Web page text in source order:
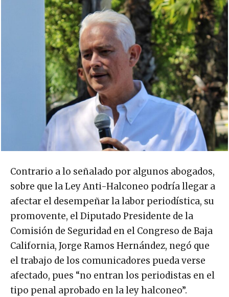
Contrario a lo señalado por algunos abogados,
sobre que la Ley Anti-Halconeo podría llegar a
afectar el desempeñar la labor periodística, su
promovente, el Diputado Presidente de la
Comisión de Seguridad en el Congreso de Baja
California, Jorge Ramos Hernández, negó que
el trabajo de los comunicadores pueda verse
afectado, pues “no entran los periodistas en el
tipo penal aprobado en la ley halconeo”.